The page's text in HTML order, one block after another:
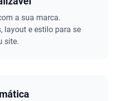
a sua marca.
layout e estilo para se
site.